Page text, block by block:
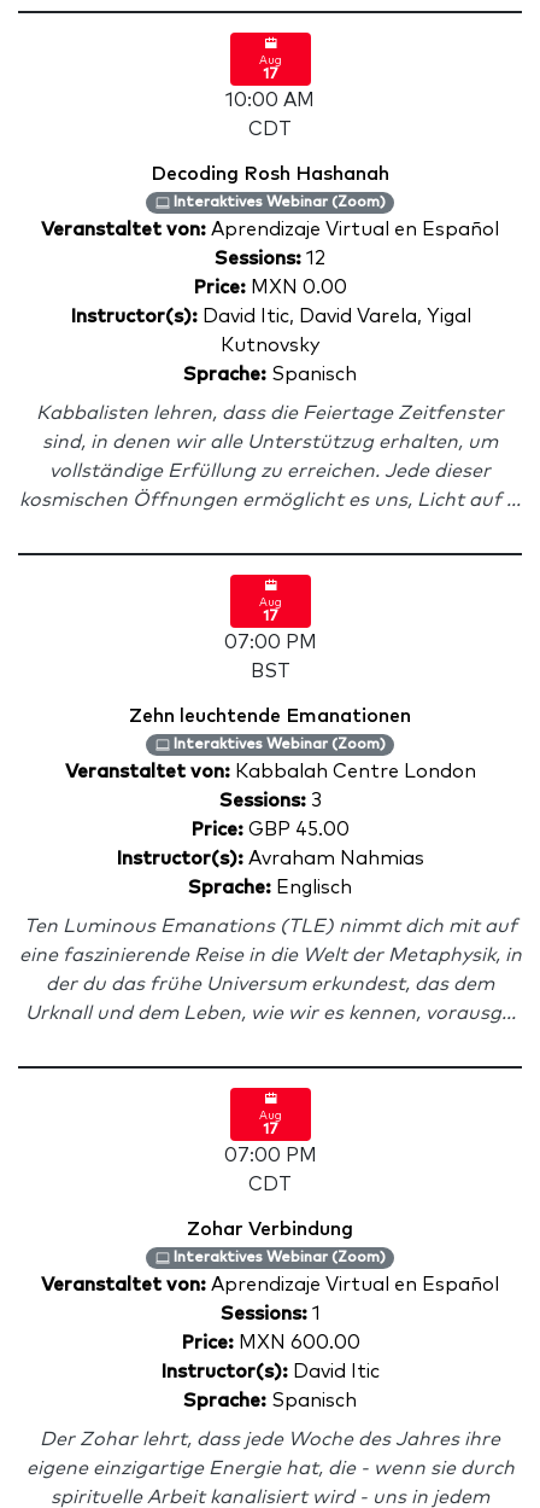
Aug
17
10:00 AM
CDT
Decoding Rosh Hashanah
Interaktives Webinar (Zoom)
Veranstaltet von: Aprendizaje Virtual en Español
Sessions: 12
Price: MXN 0.00
Instructor(s):David Itic, David Varela, Yigal
Kutnovsky
Sprache: Spanisch
Kabbalisten lehren, dass die Feiertage Zeitfenster
sind, in denen wir alle Unterstützug erhalten, um
vollständige Erfüllung zu erreichen. Jede dieser
kosmischen Öffnungen ermöglicht es uns, Licht auf ...
Aug
17
07:00 PM
BST
Zehn leuchtende Emanationen
Interaktives Webinar (Zoom)
Veranstaltet von: Kabbalah Centre London
Sessions:3
Price: GBP 45.00
Instructor(s): Avraham Nahmias
Sprache: Englisch
Ten Luminous Emanations (TLE) nimmt dich mit auf
eine faszinierende Reise in die Welt der Metaphysik, in
der du das frühe Universum erkundest, das dem
Urknall und dem Leben, wie wir es kennen, vorausg...
Aug
17
07:00 PM
CDT
Zohar Verbindung
Interaktives Webinar (Zoom)
Veranstaltet von: Aprendizaje Virtual en Español
Sessions:1
Price:MXN 600.00
Instructor(s): David Itic
Sprache: Spanisch
Der Zohar lehrt, dass jede Woche des Jahres ihre
eigene einzigartige Energie hat, die - wenn sie durch
spirituelle Arbeit kanalisiert wird - uns in jedem